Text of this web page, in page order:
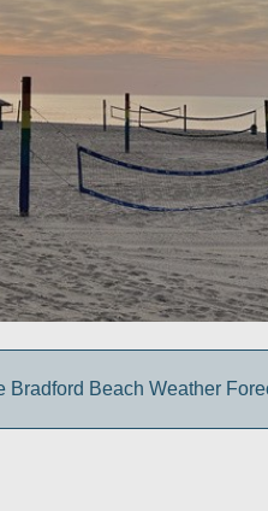
Bradford Beach Weather